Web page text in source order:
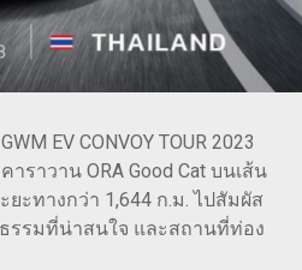
EV CONVOY TOUR 2023
ราวาน ORA Good Cat บนเส้น
ยะทางกว่า 1,644 ก.ม. ไปสัมผัส
รมที่น่าสนใจ และสถานที่ท่อง